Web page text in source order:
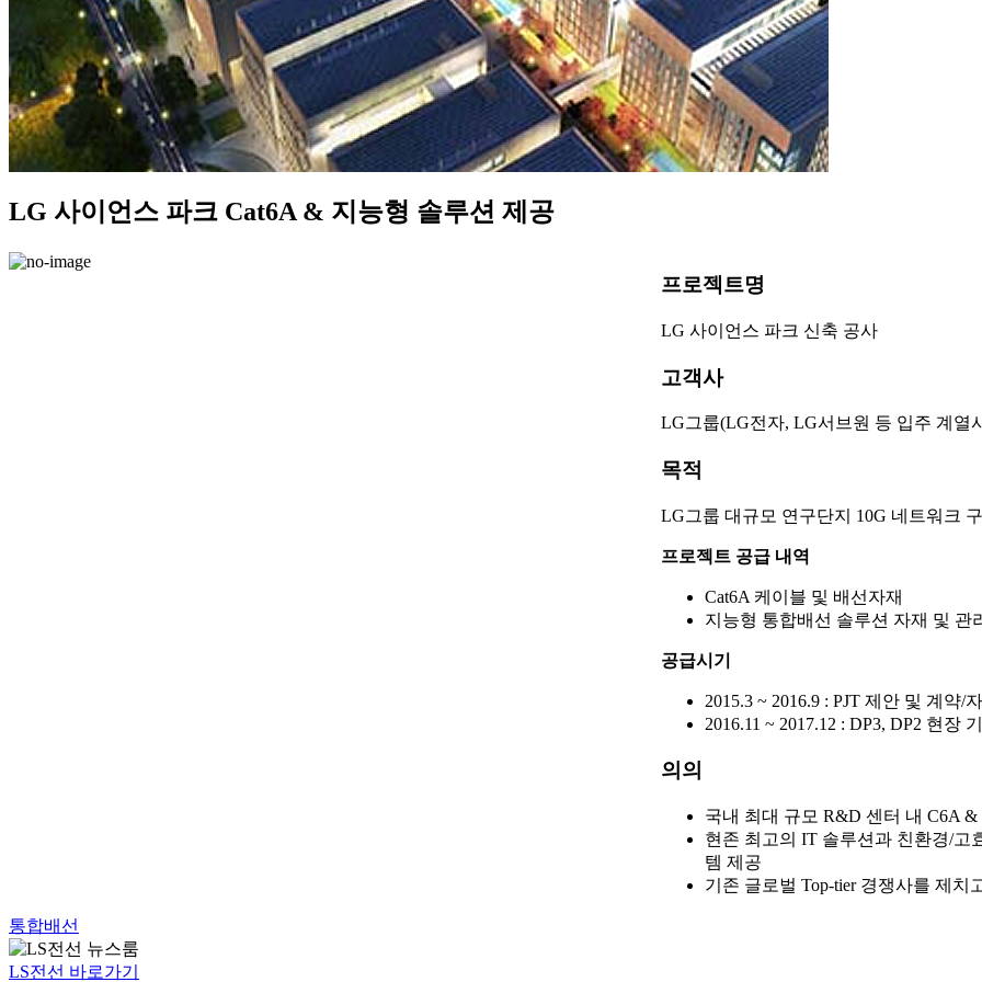
LG 사이언스 파크 Cat6A & 지능형 솔루션 제공
프로젝트명
LG 사이언스 파크 신축 공사
고객사
LG그룹(LG전자, LG서브원 등 입주 계열
목적
LG그룹 대규모 연구단지 10G 네트워크
프로젝트 공급 내역
Cat6A 케이블 및 배선자재
지능형 통합배선 솔루션 자재 및 관
공급시기
2015.3 ~ 2016.9 : PJT 제안 및 계약/
2016.11 ~ 2017.12 : DP3, DP2 현장
의의
국내 최대 규모 R&D 센터 내 C6A
현존 최고의 IT 솔루션과 친환경/고
템 제공
기존 글로벌 Top-tier 경쟁사를 제치
통합배선
LS전선 바로가기